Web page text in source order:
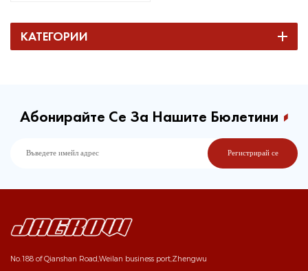
КАТЕГОРИИ
Абонирайте Се За Нашите Бюлетини
No.188 of Qianshan Road,Weilan business port,Zhengwu